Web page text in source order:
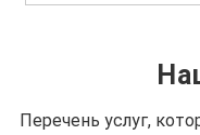
Перечень услуг,